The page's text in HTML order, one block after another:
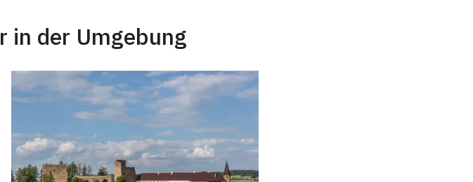
in der Umgebung